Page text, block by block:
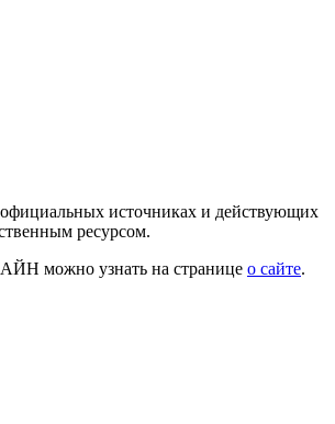
официальных источниках и действующих
ресурсом.
можно узнать на странице о сайте.